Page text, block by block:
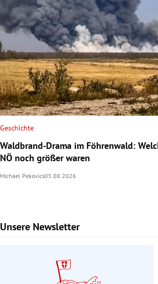
Geschichte
Waldbrand-Drama im Föhrenwald:
NÖ noch größer waren
Michael Pekovics05.08.2026
Unsere Newsletter
Slide 1 von 9